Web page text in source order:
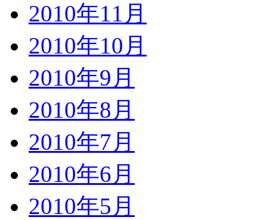
2010年11月
2010年10月
2010年9月
2010年8月
2010年7月
2010年6月
2010年5月